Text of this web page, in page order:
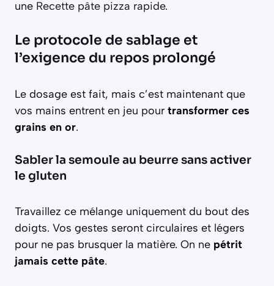
une Recette pâte pizza rapide.
Le protocole de sablage et
l’exigence du repos prolongé
Le dosage est fait, mais c’est maintenant que
vos mains entrent en jeu pour transformer ces
grains en or.
Sabler la semoule au beurre sans activer
le gluten
Travaillez ce mélange uniquement du bout des
doigts. Vos gestes seront circulaires et légers
pour ne pas brusquer la matière. On ne pétrit
jamais cette pâte.